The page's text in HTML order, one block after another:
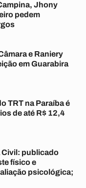
Jhony
pedem
e Raniery
em Guarabira
TRT na Paraíba é
de até R$ 12,4
publicado
físico e
psicológica;